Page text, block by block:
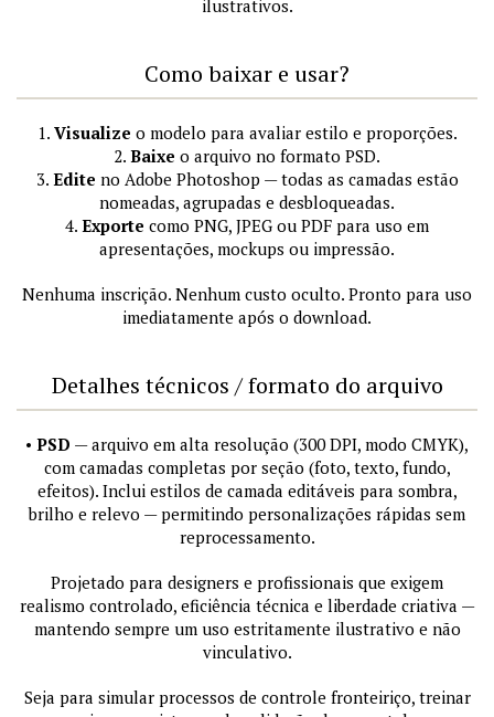
ilustrativos.
Como baixar e usar?
1. Visualize o modelo para avaliar estilo e proporções.
2. Baixe o arquivo no formato PSD.
3. Edite no Adobe Photoshop — todas as camadas estão
nomeadas, agrupadas e desbloqueadas.
4. Exporte como PNG, JPEG ou PDF para uso em
apresentações, mockups ou impressão.
Nenhuma inscrição. Nenhum custo oculto. Pronto para uso
imediatamente após o download.
Detalhes técnicos / formato do arquivo
• PSD — arquivo em alta resolução (300 DPI, modo CMYK),
com camadas completas por seção (foto, texto, fundo,
efeitos). Inclui estilos de camada editáveis para sombra,
brilho e relevo — permitindo personalizações rápidas sem
reprocessamento.
Projetado para designers e profissionais que exigem
realismo controlado, eficiência técnica e liberdade criativa —
mantendo sempre um uso estritamente ilustrativo e não
vinculativo.
Seja para simular processos de controle fronteiriço, treinar